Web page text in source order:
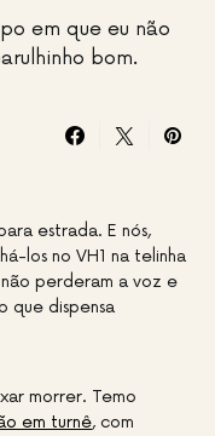
em que eu não
bom.
estrada. E nós,
los no VH1 na telinha
perderam a voz e
que dispensa
morrer. Temo
em turnê, com